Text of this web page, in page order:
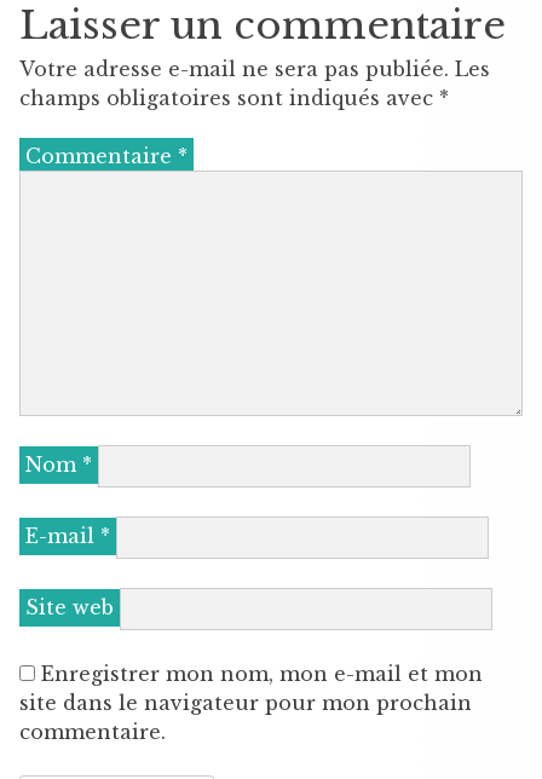
Laisser un commentaire
Votre adresse e-mail ne sera pas publiée. Les
champs obligatoires sont indiqués avec *
Commentaire *
Nom *
E-mail *
Site web
Enregistrer mon nom, mon e-mail et mon
site dans le navigateur pour mon prochain
commentaire.